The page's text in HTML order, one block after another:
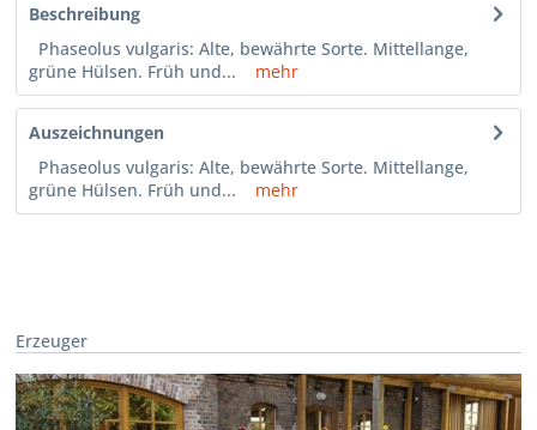
Beschreibung
Phaseolus vulgaris: Alte, bewährte Sorte. Mittellange,
grüne Hülsen. Früh und...
mehr
Auszeichnungen
Phaseolus vulgaris: Alte, bewährte Sorte. Mittellange,
grüne Hülsen. Früh und...
mehr
Erzeuger